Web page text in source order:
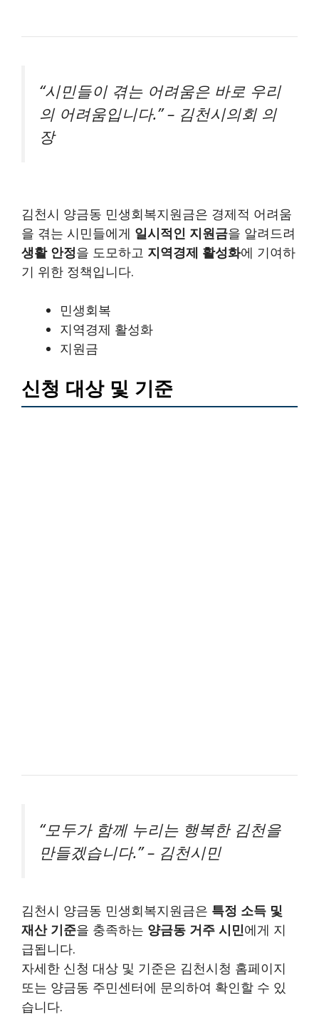
“시민들이 겪는 어려움은 바로 우리
의 어려움입니다.” – 김천시의회 의
장
김천시 양금동 민생회복지원금은 경제적 어려움
을 겪는 시민들에게 일시적인 지원금을 알려드려
생활 안정을 도모하고 지역경제 활성화에 기여하
기 위한 정책입니다.
민생회복
지역경제 활성화
지원금
신청 대상 및 기준
“모두가 함께 누리는 행복한 김천을
만들겠습니다.” – 김천시민
김천시 양금동 민생회복지원금은 특정 소득 및
재산 기준을 충족하는 양금동 거주 시민에게 지
급됩니다.
자세한 신청 대상 및 기준은 김천시청 홈페이지
또는 양금동 주민센터에 문의하여 확인할 수 있
습니다.